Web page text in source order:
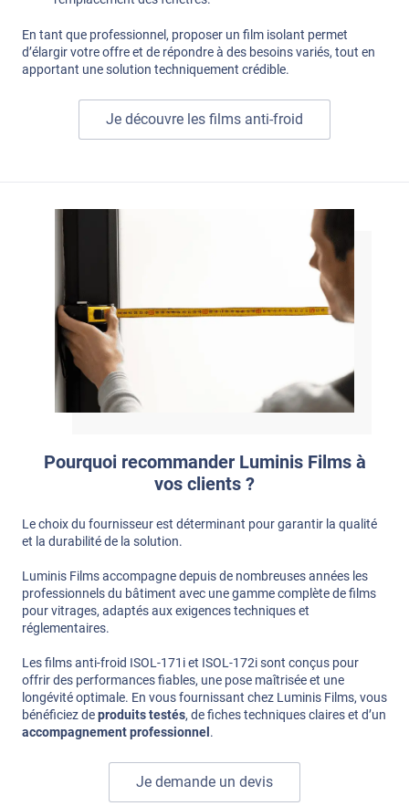
En tant que professionnel, proposer un film isolant permet
d’élargir votre offre et de répondre à des besoins variés, tout en
apportant une solution techniquement crédible.
Je découvre les films anti-froid
Pourquoi recommander Luminis Films à
vos clients ?
Le choix du fournisseur est déterminant pour garantir la qualité
et la durabilité de la solution.
Luminis Films accompagne depuis de nombreuses années les
professionnels du bâtiment avec une gamme complète de films
pour vitrages, adaptés aux exigences techniques et
réglementaires.
Les films anti-froid ISOL-171i et ISOL-172i sont conçus pour
offrir des performances fiables, une pose maîtrisée et une
longévité optimale. En vous fournissant chez Luminis Films, vous
bénéficiez deproduits testés, de fiches techniques claires et d’un
accompagnement professionnel .
Je demande un devis